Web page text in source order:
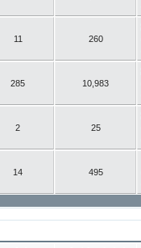
11 260
285 10,983
2 25
14 495